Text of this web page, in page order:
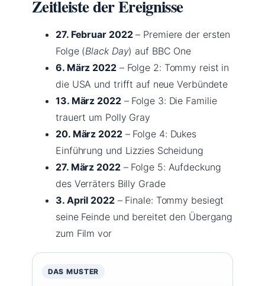
Zeitleiste der Ereignisse
27. Februar 2022– Premiere der ersten
Folge (Black Day) auf BBC One
6. März 2022– Folge 2: Tommy reist in
die USA und trifft auf neue Verbündete
13. März 2022– Folge 3: Die Familie
trauert um Polly Gray
20. März 2022– Folge 4: Dukes
Einführung und Lizzies Scheidung
27. März 2022– Folge 5: Aufdeckung
des Verräters Billy Grade
3. April 2022– Finale: Tommy besiegt
seine Feinde und bereitet den Übergang
zum Film vor
DAS MUSTER